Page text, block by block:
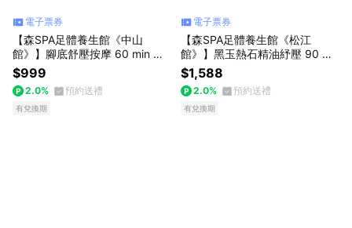
電子票券
【森SPA足體養生館《中山
館》】腳底舒壓按摩 60 min 享
樂券
$999
2.0% 預約送禮
有兌換期
電子票券
【森SPA足體養生館《松江
館》】黑玉熱石精油紓壓 90 mi
n 享樂券
$1,588
2.0% 預約送禮
有兌換期